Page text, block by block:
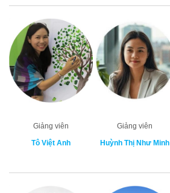
Giảng viên
Tô Việt Anh
Giảng viên
Huỳnh Thị Như Minh